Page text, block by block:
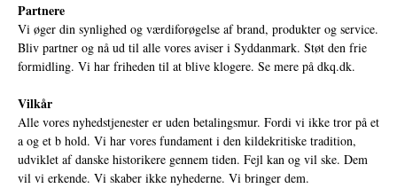
Partnere
Vi øger din synlighed og værdiforøgelse af brand, produkter og service.
Bliv partner og nå ud til alle vores aviser i Syddanmark. Støt den frie
formidling. Vi har friheden til at blive klogere. Se mere på dkq.dk.
Vilkår
Alle vores nyhedstjenester er uden betalingsmur. Fordi vi ikke tror på et
a og et b hold. Vi har vores fundament i den kildekritiske tradition,
udviklet af danske historikere gennem tiden. Fejl kan og vil ske. Dem
vil vi erkende. Vi skaber ikke nyhederne. Vi bringer dem.